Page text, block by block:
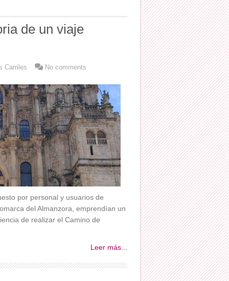
de un viaje
Carriles No comments
por personal y usuarios de
del Almanzora, emprendían un
de realizar el Camino de
Leer más...